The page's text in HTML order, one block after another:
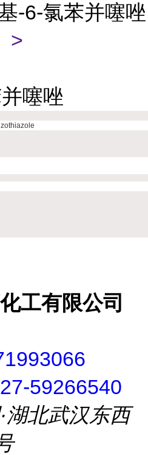
-6-氯苯并噻唑
>
噻唑
工有限公司
59266540
湖北武汉东西